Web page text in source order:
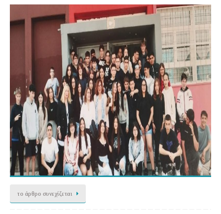
το άρθρο συνεχίζεται